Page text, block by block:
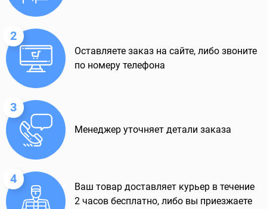
2
Оставляете заказ на сайте, либо звоните
по номеру телефона
3
Менеджер уточняет детали заказа
4
Ваш товар доставляет курьер в течение
2 часов бесплатно, либо вы приезжаете